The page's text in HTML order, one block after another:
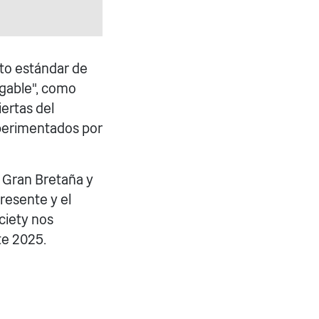
estándar de
como
del
por
Bretaña y
y el
nos
2025.